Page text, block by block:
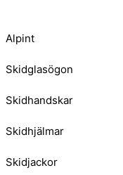
Alpint
Skidglasögon
Skidhandskar
Skidhjälmar
Skidjackor